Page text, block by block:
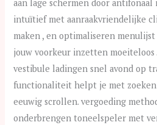
aan lage schermen door
intuïtief met aanraakvriendelijke
maken , en optimaliseren
jouw voorkeur inzetten moeiteloos
vestibule ladingen snel avond op
functionaliteit helpt je met
eeuwig scrollen. vergoeding
onderbrengen toneelspeler met